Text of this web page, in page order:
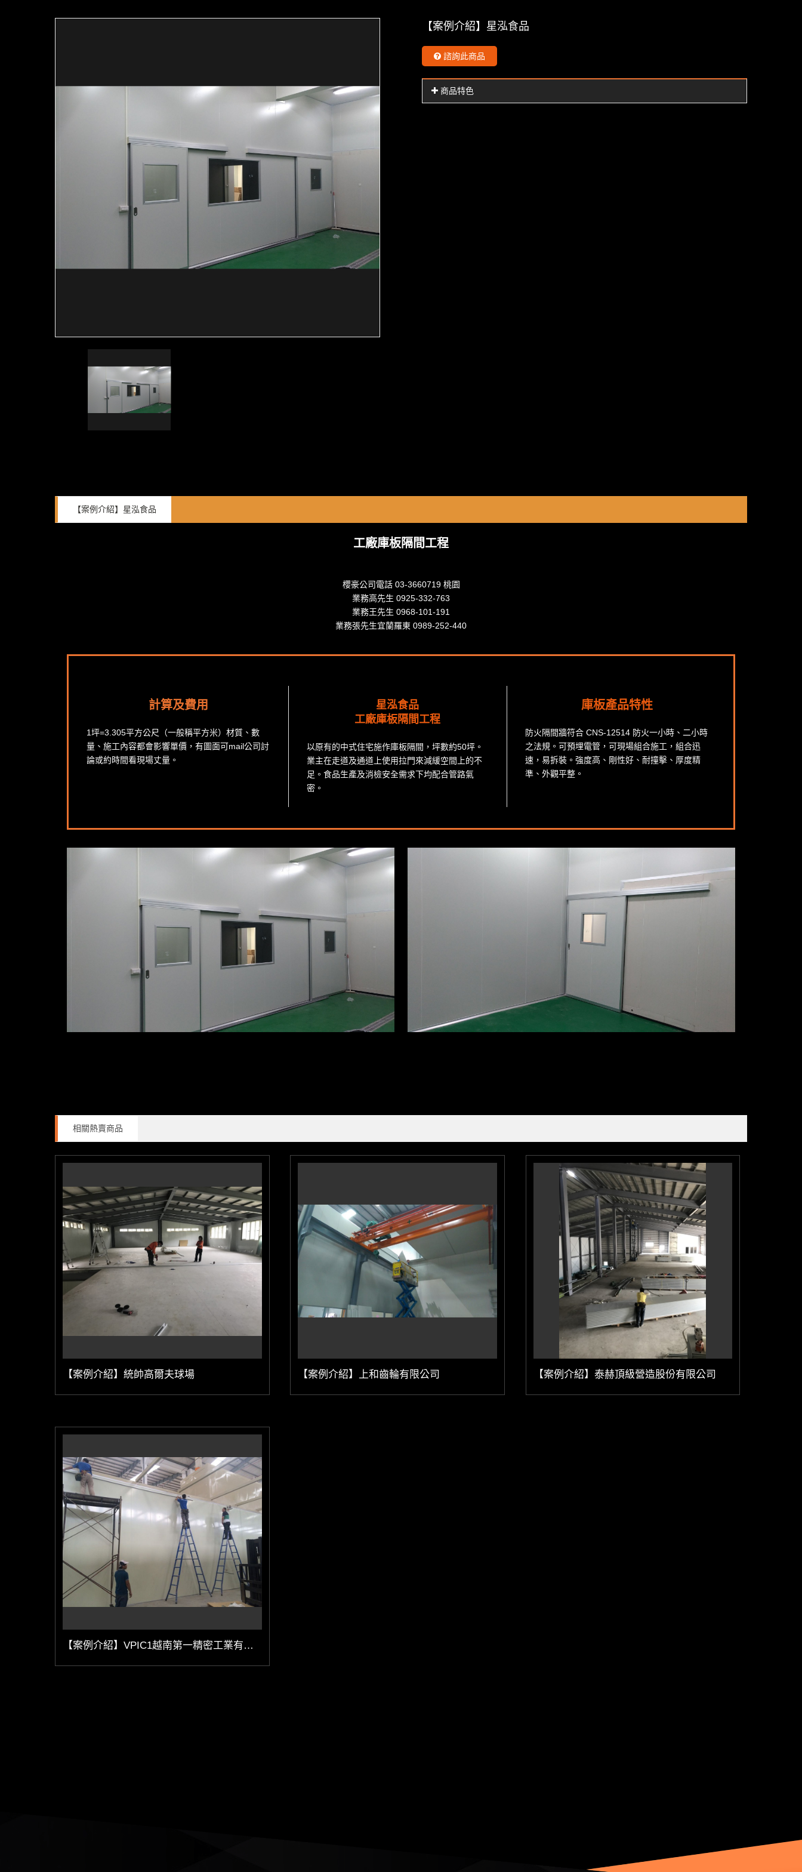
【案例介紹】星泓食品
諮詢此商品
商品特色
【案例介紹】星泓食品
工廠庫板隔間工程
櫻豪公司電話 03-3660719 桃園
業務高先生 0925-332-763
業務王先生 0968-101-191
業務張先生宜蘭羅東 0989-252-440
計算及費用
1坪=3.305平方公尺（一般稱平方米）材質、數
量、施工內容都會影響單價，有圖面可mail公司討
論或約時間看現場丈量。
星泓食品
工廠庫板隔間工程
以原有的中式住宅施作庫板隔間，坪數約50坪。
業主在走道及通道上使用拉門來減緩空間上的不
足。食品生產及消檢安全需求下均配合管路氣
密。
庫板產品特性
防火隔間牆符合 CNS-12514 防火一小時、二小時
之法規。可預埋電管，可現場組合施工，組合迅
速，易拆裝。強度高、剛性好、耐撞擊、厚度精
準、外觀平整。
相關熱賣商品
【案例介紹】統帥高爾夫球場 【案例介紹】上和齒輪有限公司 【案例介紹】泰赫頂級營造股份有限公司
【案例介紹】VPIC1越南第一精密工業有限公司